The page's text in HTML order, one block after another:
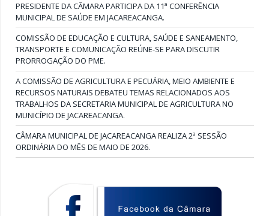
PRESIDENTE DA CÂMARA PARTICIPA DA 11ª CONFERÊNCIA
MUNICIPAL DE SAÚDE EM JACAREACANGA.
COMISSÃO DE EDUCAÇÃO E CULTURA, SAÚDE E SANEAMENTO,
TRANSPORTE E COMUNICAÇÃO REÚNE-SE PARA DISCUTIR
PRORROGAÇÃO DO PME.
A COMISSÃO DE AGRICULTURA E PECUÁRIA, MEIO AMBIENTE E
RECURSOS NATURAIS DEBATEU TEMAS RELACIONADOS AOS
TRABALHOS DA SECRETARIA MUNICIPAL DE AGRICULTURA NO
MUNICÍPIO DE JACAREACANGA.
CÂMARA MUNICIPAL DE JACAREACANGA REALIZA 2ª SESSÃO
ORDINÁRIA DO MÊS DE MAIO DE 2026.